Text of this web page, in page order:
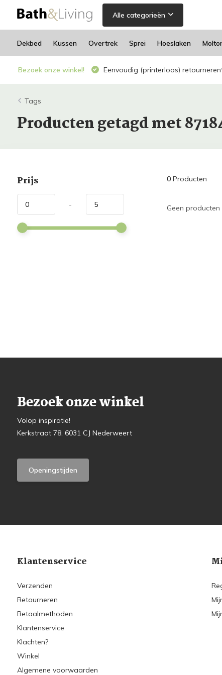
Alle categorieën
Dekbed Kussen Overtrek Sprei Hoeslaken
Bezoek onze winkel! Eenvoudig (printerloos)
Tags
Producten getagd met
Prijs
-
0Producten
Geen producten
Bezoek onze winkel
Volop inspiratie!
Kerkstraat 78, 6031 CJ Nederweert
Openingstijden
Klantenservice
Verzenden
Retourneren
Betaalmethoden
Klantenservice
Klachten?
Winkel
Algemene voorwaarden